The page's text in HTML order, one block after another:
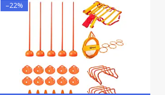
–22%